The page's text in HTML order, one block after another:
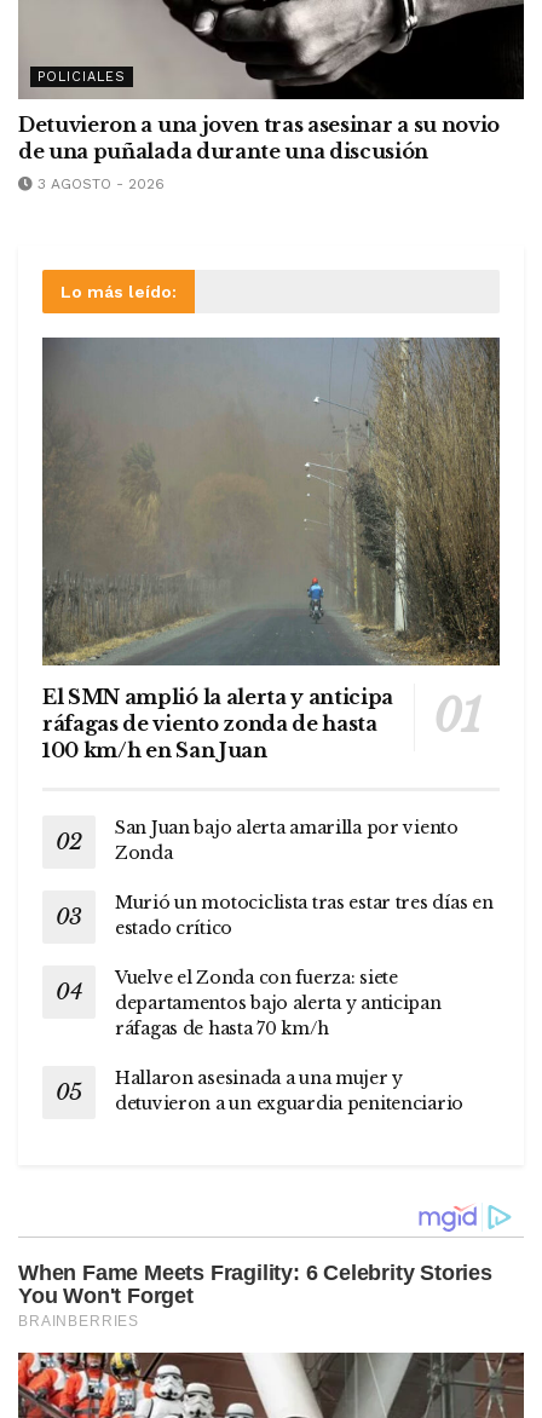
POLICIALES
Detuvieron a una joven tras asesinar a su novio
de una puñalada durante una discusión
3 AGOSTO - 2026
Lo más leído:
El SMN amplió la alerta y anticipa
ráfagas de viento zonda de hasta
100 km/h en San Juan
San Juan bajo alerta amarilla por viento
Zonda
Murió un motociclista tras estar tres días en
estado crítico
Vuelve el Zonda con fuerza: siete
departamentos bajo alerta y anticipan
ráfagas de hasta 70 km/h
Hallaron asesinada a una mujer y
detuvieron a un exguardia penitenciario